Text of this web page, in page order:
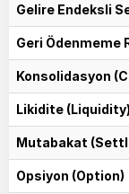
Gelire Endeksli
Geri Ödenmeme
Konsolidasyon
Likidite (Liquidity)
Mutabakat
Opsiyon (Option)